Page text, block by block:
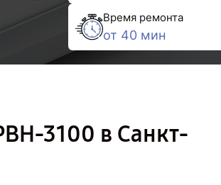
Время ремонта
от 40 мин
3100 в Санкт-